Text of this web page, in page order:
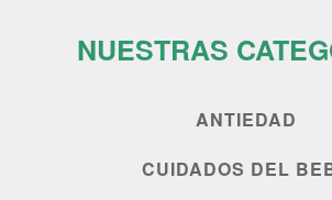
NUESTRAS
ANTIEDAD
CUIDADOS DEL